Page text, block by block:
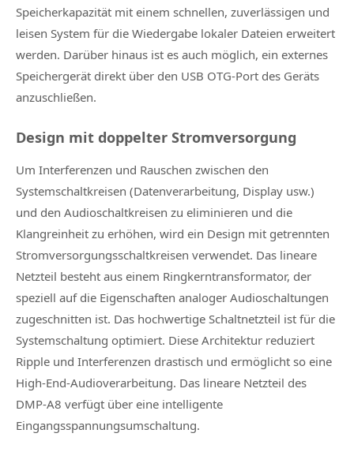
Speicherkapazität mit einem schnellen, zuverlässigen und
leisen System für die Wiedergabe lokaler Dateien erweitert
werden. Darüber hinaus ist es auch möglich, ein externes
Speichergerät direkt über den USB OTG-Port des Geräts
anzuschließen.
Design mit doppelter Stromversorgung
Um Interferenzen und Rauschen zwischen den
Systemschaltkreisen (Datenverarbeitung, Display usw.)
und den Audioschaltkreisen zu eliminieren und die
Klangreinheit zu erhöhen, wird ein Design mit getrennten
Stromversorgungsschaltkreisen verwendet. Das lineare
Netzteil besteht aus einem Ringkerntransformator, der
speziell auf die Eigenschaften analoger Audioschaltungen
zugeschnitten ist. Das hochwertige Schaltnetzteil ist für die
Systemschaltung optimiert. Diese Architektur reduziert
Ripple und Interferenzen drastisch und ermöglicht so eine
High-End-Audioverarbeitung. Das lineare Netzteil des
DMP-A8 verfügt über eine intelligente
Eingangsspannungsumschaltung.